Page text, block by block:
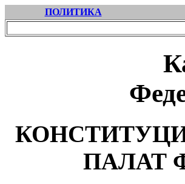
ПОЛИТИКА
ПАЛАТ